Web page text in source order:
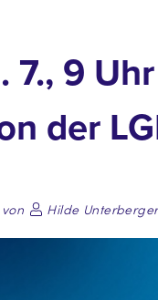
7., 9
der
Hilde Unterberger